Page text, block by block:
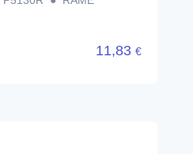
11,83 €